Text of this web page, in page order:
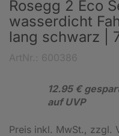
Rosegg 2 Eco
wasserdicht
lang schwarz |
12.95 €
auf UVP
Preis inkl. MwSt., zzgl.